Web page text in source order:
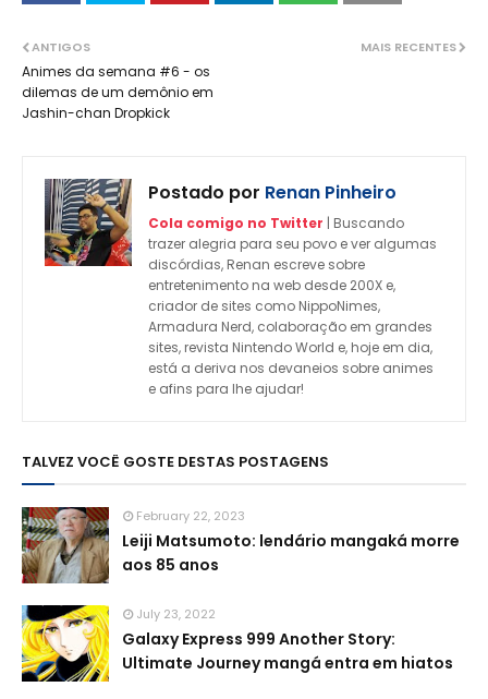
MAIS RECENTES
ANTIGOS
Animes da semana #6 - os
dilemas de um demônio em
Jashin-chan Dropkick
Postado por Renan Pinheiro
Cola comigo no Twitter | Buscando
trazer alegria para seu povo e ver algumas
discórdias, Renan escreve sobre
entretenimento na web desde 200X e,
criador de sites como NippoNimes,
Armadura Nerd, colaboração em grandes
sites, revista Nintendo World e, hoje em dia,
está a deriva nos devaneios sobre animes
e afins para lhe ajudar!
TALVEZ VOCÊ GOSTE DESTAS POSTAGENS
February 22, 2023
Leiji Matsumoto: lendário mangaká morre
aos 85 anos
July 23, 2022
Galaxy Express 999 Another Story:
Ultimate Journey mangá entra em hiatos